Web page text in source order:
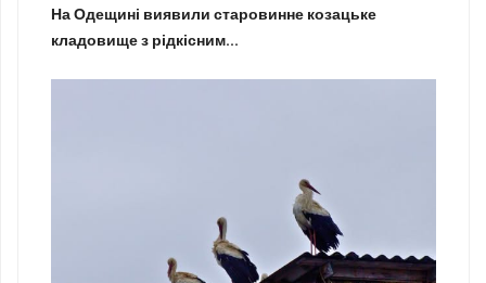
На Одещині виявили старовинне козацьке
кладовище з рідкісним...